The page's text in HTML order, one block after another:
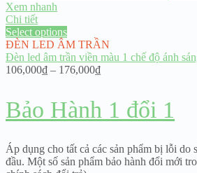
Xem nhanh
Chi tiết
Select options
ĐÈN LED ÂM TRẦN
Đèn led âm trần viền màu 1 chế độ ánh
106,000₫ – 176,000₫Price
through
176,000₫
Bảo Hành 1 đổi 1
Áp dụng cho tất cả các sản phẩm bị lỗi do
đầu. Một số sản phẩm bảo hành đổi mới